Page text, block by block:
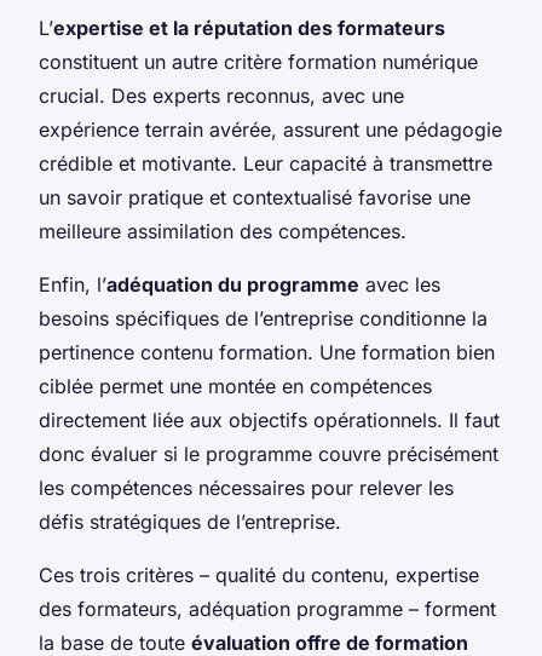
L’expertise et la réputation des formateurs
constituent un autre critère formation numérique
crucial. Des experts reconnus, avec une
expérience terrain avérée, assurent une pédagogie
crédible et motivante. Leur capacité à transmettre
un savoir pratique et contextualisé favorise une
meilleure assimilation des compétences.
Enfin, l’adéquation du programme avec les
besoins spécifiques de l’entreprise conditionne la
pertinence contenu formation. Une formation bien
ciblée permet une montée en compétences
directement liée aux objectifs opérationnels. Il faut
donc évaluer si le programme couvre précisément
les compétences nécessaires pour relever les
défis stratégiques de l’entreprise.
Ces trois critères – qualité du contenu, expertise
des formateurs, adéquation programme – forment
la base de toute évaluation offre de formation